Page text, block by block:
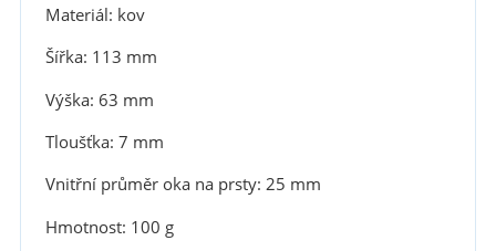
Materiál: kov
Šířka: 113 mm
Výška: 63 mm
Tloušťka: 7 mm
Vnitřní průměr oka na prsty: 25 mm
Hmotnost: 100 g